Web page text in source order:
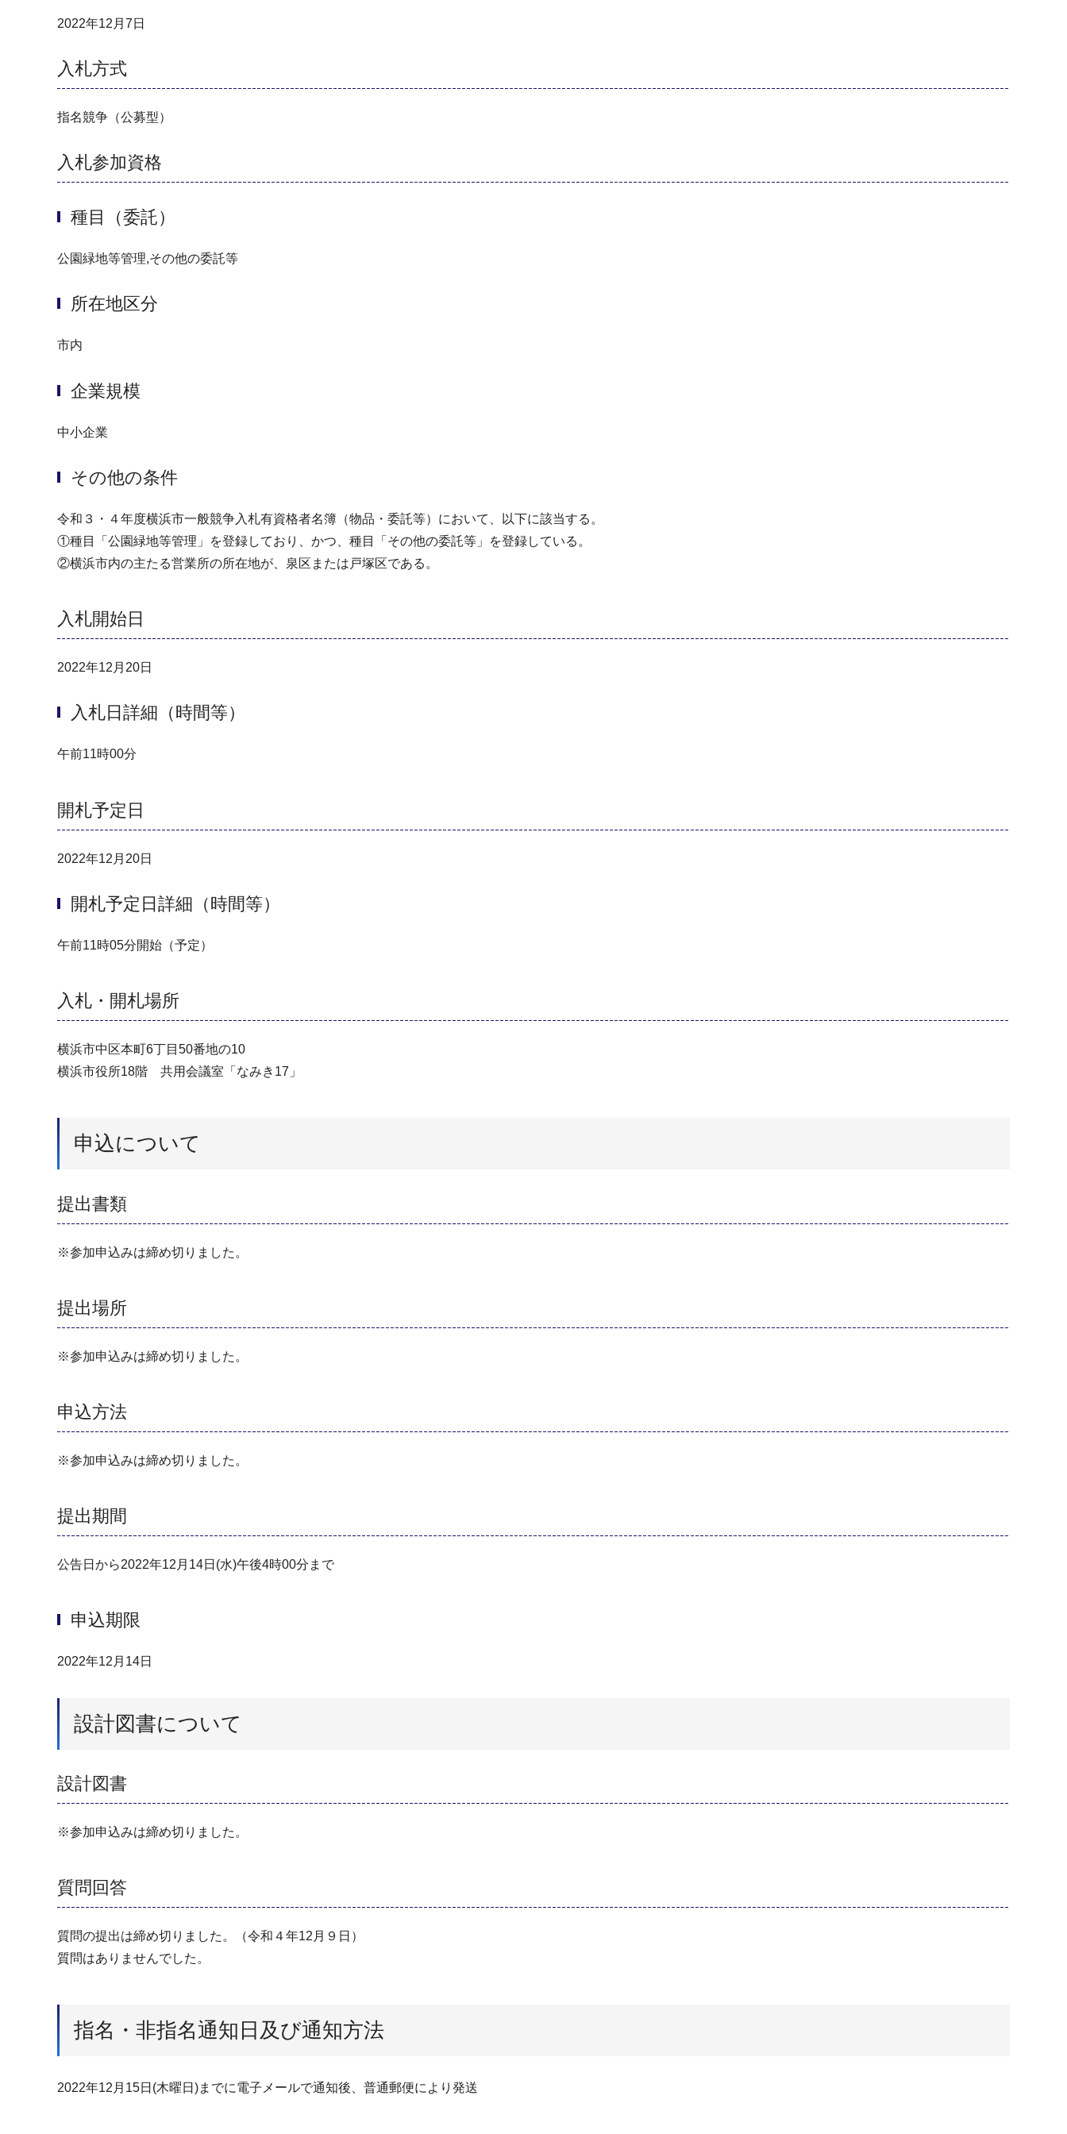
2022年12月7日
入札方式
指名競争（公募型）
入札参加資格
種目（委託）
公園緑地等管理,その他の委託等
所在地区分
市内
企業規模
中小企業
その他の条件
令和３・４年度横浜市一般競争入札有資格者名簿（物品・委託等）において、以下に該当する。
①種目「公園緑地等管理」を登録しており、かつ、種目「その他の委託等」を登録している。
②横浜市内の主たる営業所の所在地が、泉区または戸塚区である。
入札開始日
2022年12月20日
入札日詳細（時間等）
午前11時00分
開札予定日
2022年12月20日
開札予定日詳細（時間等）
午前11時05分開始（予定）
入札・開札場所
横浜市中区本町6丁目50番地の10
横浜市役所18階 共用会議室「なみき17」
申込について
提出書類
※参加申込みは締め切りました。
提出場所
※参加申込みは締め切りました。
申込方法
※参加申込みは締め切りました。
提出期間
公告日から2022年12月14日(水)午後4時00分まで
申込期限
2022年12月14日
設計図書について
設計図書
※参加申込みは締め切りました。
質問回答
質問の提出は締め切りました。（令和４年12月９日）
質問はありませんでした。
指名・非指名通知日及び通知方法
2022年12月15日(木曜日)までに電子メールで通知後、普通郵便により発送